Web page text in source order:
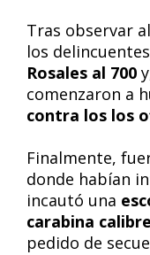
Tras observar
los
Rosales al 700
comenzaron a
contra los los
Finalmente,
donde habían
incautó una
carabina
pedido de